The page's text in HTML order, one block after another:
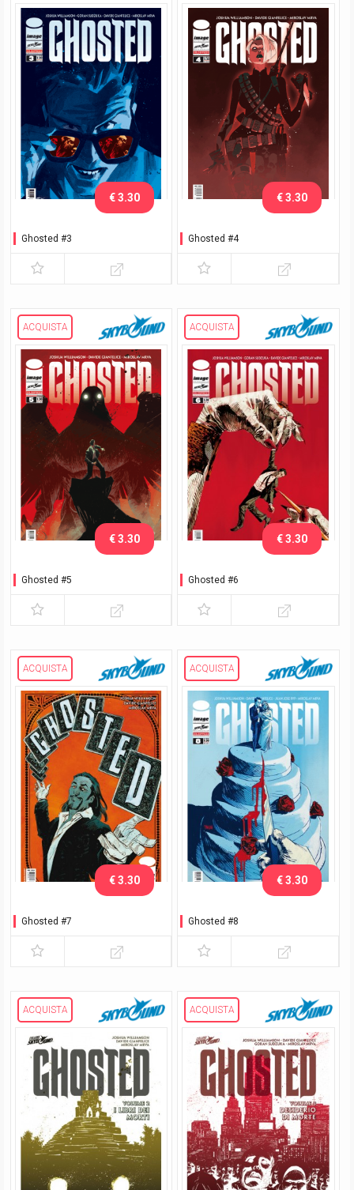
Ghosted #3
€ 3.30
Ghosted #4
€ 3.30
ACQUISTA
Ghosted #5
€ 3.30
ACQUISTA
Ghosted #6
€ 3.30
ACQUISTA
Ghosted #7
€ 3.30
ACQUISTA
Ghosted #8
€ 3.30
ACQUISTA ACQUISTA